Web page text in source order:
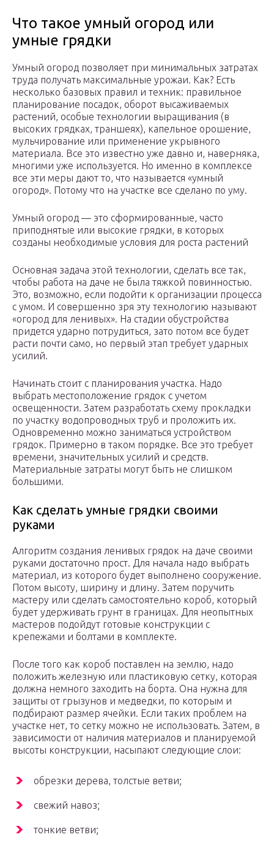
Что такое умный огород или
умные грядки
Умный огород позволяет при минимальных затратах
труда получать максимальные урожаи. Как? Есть
несколько базовых правил и техник: правильное
планирование посадок, оборот высаживаемых
растений, особые технологии выращивания (в
высоких грядках, траншеях), капельное орошение,
мульчирование или применение укрывного
материала. Все это известно уже давно и, наверняка,
многими уже используется. Но именно в комплексе
все эти меры дают то, что называется «умный
огород». Потому что на участке все сделано по уму.
Умный огород — это сформированные, часто
приподнятые или высокие грядки, в которых
созданы необходимые условия для роста растений
Основная задача этой технологии, сделать все так,
чтобы работа на даче не была тяжкой повинностью.
Это, возможно, если подойти к организации процесса
с умом. И совершенно зря эту технологию называют
«огород для ленивых». На стадии обустройства
придется ударно потрудиться, зато потом все будет
расти почти само, но первый этап требует ударных
усилий.
Начинать стоит с планирования участка. Надо
выбрать местоположение грядок с учетом
освещенности. Затем разработать схему прокладки
по участку водопроводных труб и проложить их.
Одновременно можно заниматься устройством
грядок. Примерно в таком порядке. Все это требует
времени, значительных усилий и средств.
Материальные затраты могут быть не слишком
большими.
Как сделать умные грядки своими
руками
Алгоритм создания ленивых грядок на даче своими
руками достаточно прост. Для начала надо выбрать
материал, из которого будет выполнено сооружение.
Потом высоту, ширину и длину. Затем поручить
мастеру или сделать самостоятельно короб, который
будет удерживать грунт в границах. Для неопытных
мастеров подойдут готовые конструкции с
крепежами и болтами в комплекте.
После того как короб поставлен на землю, надо
положить железную или пластиковую сетку, которая
должна немного заходить на борта. Она нужна для
защиты от грызунов и медведки, по которым и
подбирают размер ячейки. Если таких проблем на
участке нет, то сетку можно не использовать. Затем, в
зависимости от наличия материалов и планируемой
высоты конструкции, насыпают следующие слои:
обрезки дерева, толстые ветви;
свежий навоз;
тонкие ветви;